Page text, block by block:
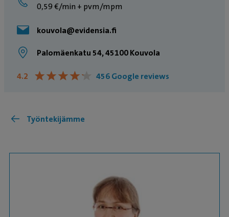
0,59 €/min + pvm/mpm
kouvola@evidensia.fi
Palomäenkatu 54, 45100 Kouvola
4.2 ★★★★★
★★★★★ 456 Google reviews
Työntekijämme